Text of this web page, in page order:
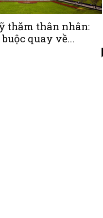
thăm thân nhân:
quay về...